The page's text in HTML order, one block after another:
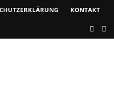
KONTAKT